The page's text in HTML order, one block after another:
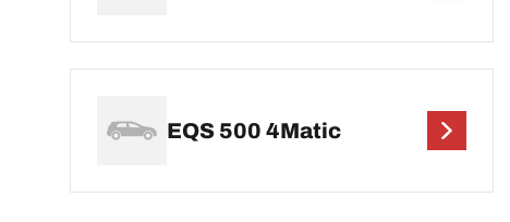
EQS 500 4Matic